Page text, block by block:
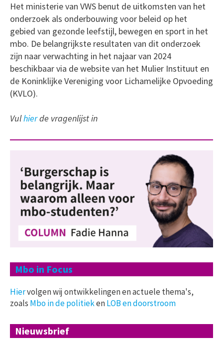
Het ministerie van VWS benut de uitkomsten van het
onderzoek als onderbouwing voor beleid op het
gebied van gezonde leefstijl, bewegen en sport in het
mbo. De belangrijkste resultaten van dit onderzoek
zijn naar verwachting in het najaar van 2024
beschikbaar via de website van het Mulier Instituut en
de Koninklijke Vereniging voor Lichamelijke Opvoeding
(KVLO).
Vulhierde vragenlijst in
Mbo in Focus
Hiervolgen wij ontwikkelingen en actuele thema's,
zoals Mbo in de politiekenLOB en doorstroom
Nieuwsbrief